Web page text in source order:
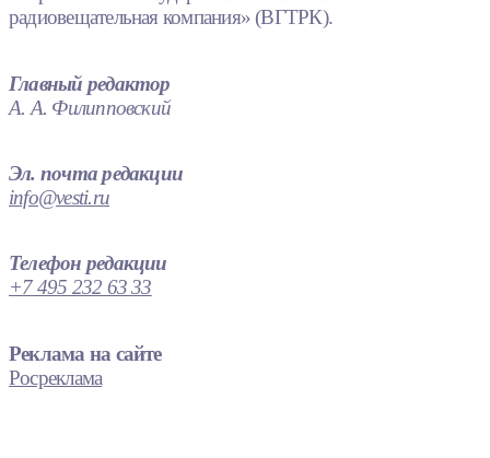
радиовещательная компания» (ВГТРК).
Главный редактор
А. А. Филипповский
Эл. почта редакции
info@vesti.ru
Телефон редакции
+7 495 232 63 33
Реклама на сайте
Росреклама